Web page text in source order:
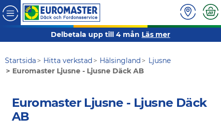
Delbetala upp till 4 mån Läs mer
Startsida Hitta verkstad Hälsingland
Ljusne
Euromaster Ljusne - Ljusne Däck AB
Euromaster Ljusne - Ljusne Däck
AB